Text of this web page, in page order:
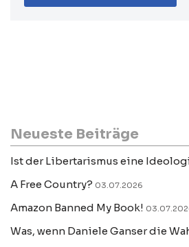
Neueste Beiträge
Ist der Libertarismus eine
A Free Country? 03.07.2026
Amazon Banned My Book!
Was, wenn Daniele Ganser die